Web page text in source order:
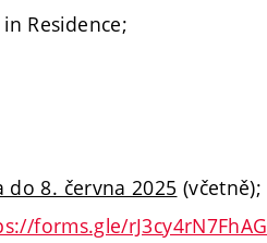
Residence;
8. června 2025 (včetně);
forms.gle/